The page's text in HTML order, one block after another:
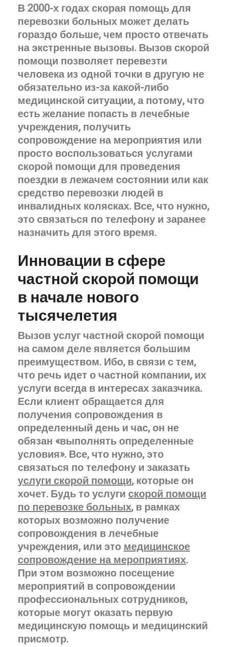
В 2000-х годах скорая помощь для
перевозки больных может делать
гораздо больше, чем просто отвечать
на экстренные вызовы. Вызов скорой
помощи позволяет перевезти
человека из одной точки в другую не
обязательно из-за какой-либо
медицинской ситуации, а потому, что
есть желание попасть в лечебные
учреждения, получить
сопровождение на мероприятия или
просто воспользоваться услугами
скорой помощи для проведения
поездки в лежачем состоянии или как
средство перевозки людей в
инвалидных колясках. Все, что нужно,
это связаться по телефону и заранее
назначить для этого время.
Инновации в сфере
частной скорой помощи
в начале нового
тысячелетия
Вызов услуг частной скорой помощи
на самом деле является большим
преимуществом. Ибо, в связи с тем,
что речь идет о частной компании, их
услуги всегда в интересах заказчика.
Если клиент обращается для
получения сопровождения в
определенный день и час, он не
обязан «выполнять определенные
условия». Все, что нужно, это
связаться по телефону и заказать
услуги скорой помощи, которые он
хочет. Будь то услуги скорой помощи
по перевозке больных, в рамках
которых возможно получение
сопровождения в лечебные
учреждения, или это медицинское
сопровождение на мероприятиях.
При этом возможно посещение
мероприятий в сопровождении
профессиональных сотрудников,
которые могут оказать первую
медицинскую помощь и медицинский
присмотр.